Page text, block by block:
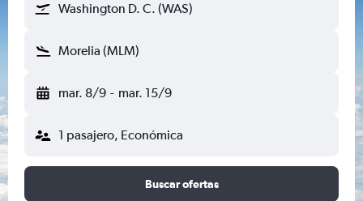
Washington D. C. (WAS)
Morelia (MLM)
mar. 8/9 - mar. 15/9
1 pasajero, Económica
Buscar ofertas